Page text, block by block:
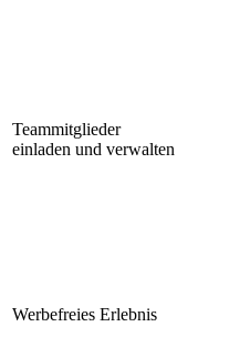
Teammitglieder
einladen und verwalten
Werbefreies Erlebnis